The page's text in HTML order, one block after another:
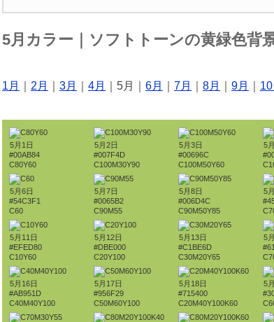
5月カラー｜ソフトトーンの黄緑色背
1月 2月 3月 4月 ｜5月｜ 6月 7月 8月 9月 10
5月1日
#00AB84
C80Y60
5月2日
#007F4D
C100M30Y90
5月3日
#00696C
C100M50Y60
5
5月6日
#54C3F1
C60
5月7日
#0065B2
C90M55
5月8日
#006D4C
C90M50Y85
5
5月11日
#EFED80
C10Y60
5月12日
#DBE000
C20Y100
5月13日
#C1BE6D
C30M20Y65
5
5月16日
#AB951D
C40M40Y100
5月17日
#956F29
C50M60Y100
5月18日
#715400
C20M40Y100K60
5